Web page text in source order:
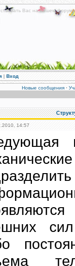
Вас на нашем
| Вход
Новые сообщения·
14:57